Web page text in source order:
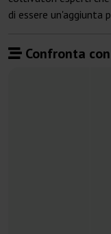
di essere un'aggiunta
Confronta